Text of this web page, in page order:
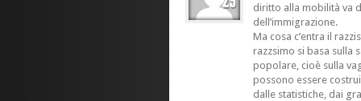
diritto alla mobilità va
dell’immigrazione.
Ma cosa c’entra il
razzsimo si basa sulla
popolare, cioè sulla
possono essere
dalle statistiche, dai